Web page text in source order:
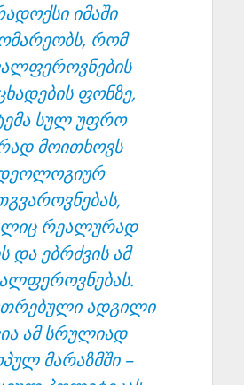
იმაში
რომ
ფონზე,
სულ უფრო
მოითხოვს
რეალურად
და ებრძვის ამ
ადგილი
ამ სრულიად
მარაზმში –